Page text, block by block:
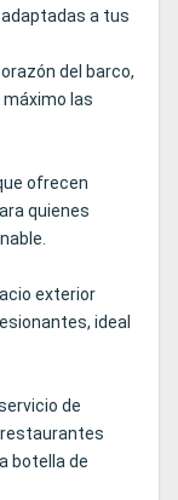
a tus
del barco,
las
ofrecen
quienes
exterior
ideal
de
botella de